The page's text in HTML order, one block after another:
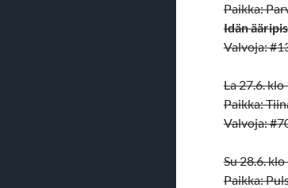
Paikka:
Idän
Valvoja:
La 27.6.
Paikka:
Valvoja:
Su 28.6.
Paikka: